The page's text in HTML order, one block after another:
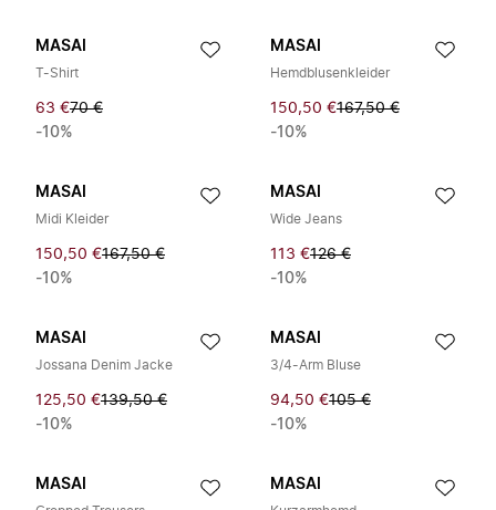
MASAI
T-Shirt
63 €70 €
-10%
MASAI
Hemdblusenkleider
150,50 €167,50 €
-10%
MASAI
Midi Kleider
150,50 €167,50 €
-10%
MASAI
Wide Jeans
113 €126 €
-10%
MASAI
Jossana Denim Jacke
125,50 €139,50 €
-10%
MASAI
3/4-Arm Bluse
94,50 €105 €
-10%
MASAI MASAI